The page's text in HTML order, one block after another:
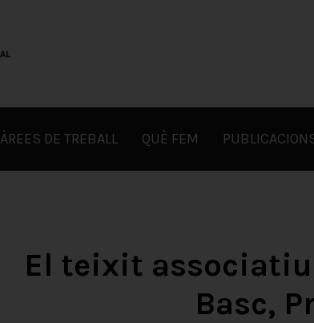
ÀREES DE TREBALL QUÈ FEM
El teixit associatiu
Basc,